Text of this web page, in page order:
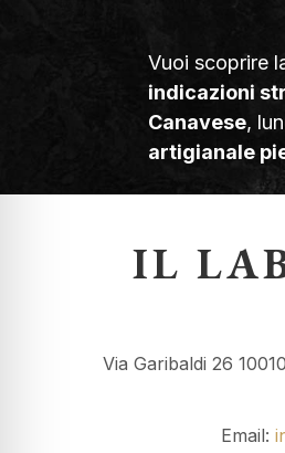
Vuoi scoprire
indicazioni
Canavese,
artigianale
IL
Via Garibaldi 26
Email: